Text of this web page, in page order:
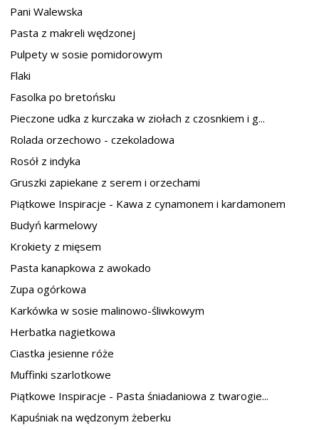
Pani Walewska
Pasta z makreli wędzonej
Pulpety w sosie pomidorowym
Flaki
Fasolka po bretońsku
Pieczone udka z kurczaka w ziołach z czosnkiem i g...
Rolada orzechowo - czekoladowa
Rosół z indyka
Gruszki zapiekane z serem i orzechami
Piątkowe Inspiracje - Kawa z cynamonem i kardamonem
Budyń karmelowy
Krokiety z mięsem
Pasta kanapkowa z awokado
Zupa ogórkowa
Karkówka w sosie malinowo-śliwkowym
Herbatka nagietkowa
Ciastka jesienne róże
Muffinki szarlotkowe
Piątkowe Inspiracje - Pasta śniadaniowa z twarogie...
Kapuśniak na wędzonym żeberku